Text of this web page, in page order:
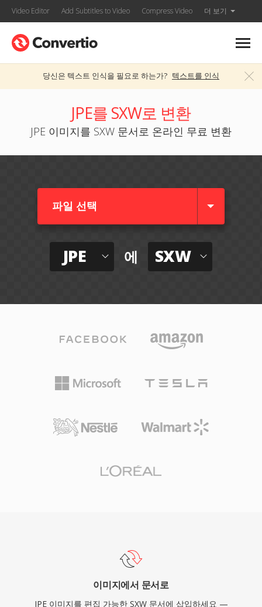
Video Editor Add Subtitles to Video Compress Video 더 보기
당신은 텍스트 인식을 필요로 하는가? 텍스트를 인식
JPE를 SXW로 변환
JPE 이미지를 SXW 문서로 온라인 무료 변환
파일 선택
JPE 에 SXW
이미지에서 문서로
JPE 이미지를 편집 가능한 SXW 문서에 삽입하세요 —